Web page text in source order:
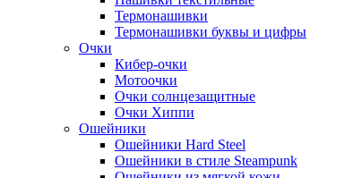
Термонашивки
Термонашивки буквы и цифры
Очки
Кибер-очки
Мотоочки
Очки солнцезащитные
Очки Хиппи
Ошейники
Ошейники Hard Steel
Ошейники в стиле Steampunk